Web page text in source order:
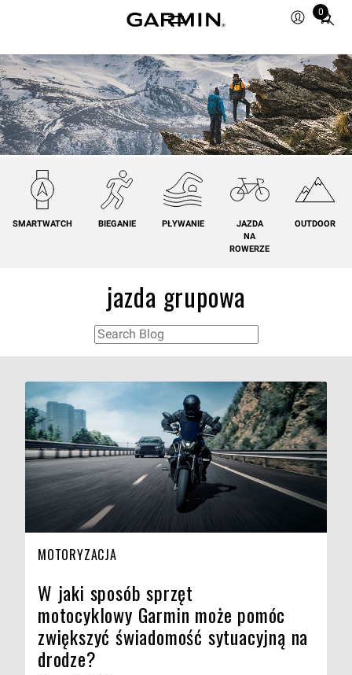
0
Total
in
cart:
0
SMARTWATCH BIEGANIE PŁYWANIE
JAZDA
NA
ROWERZE
OUTDOOR
jazda grupowa
MOTORYZACJA
W jaki sposób sprzęt
motocyklowy Garmin może pomóc
zwiększyć świadomość sytuacyjną na
drodze?